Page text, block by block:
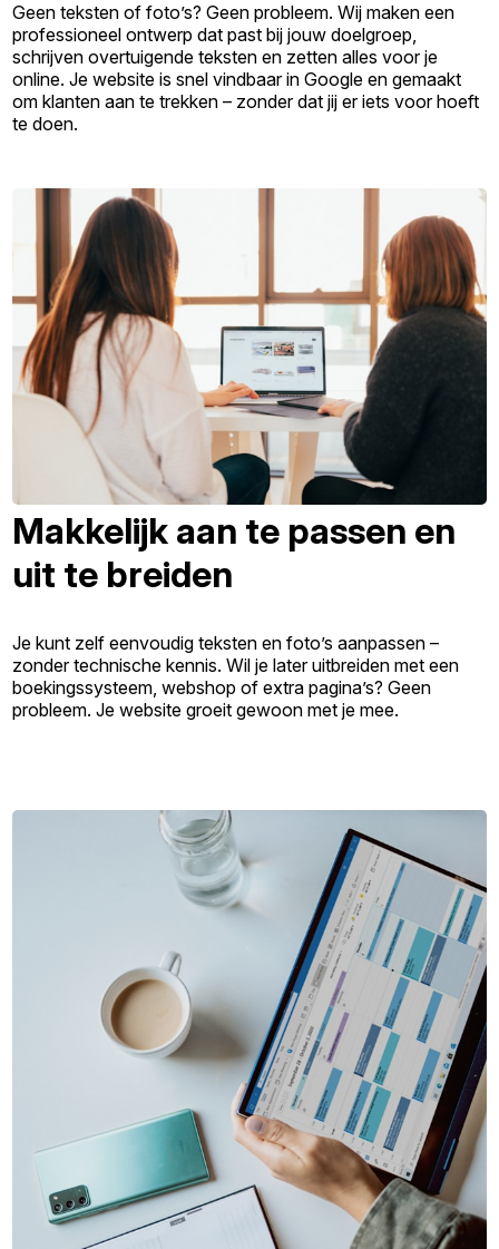
Geen teksten of foto’s? Geen probleem. Wij maken een
professioneel ontwerp dat past bij jouw doelgroep,
schrijven overtuigende teksten en zetten alles voor je
online. Je website is snel vindbaar in Google en gemaakt
om klanten aan te trekken – zonder dat jij er iets voor hoeft
te doen.
Makkelijk aan te passen en
uit te breiden
Je kunt zelf eenvoudig teksten en foto’s aanpassen –
zonder technische kennis. Wil je later uitbreiden met een
boekingssysteem, webshop of extra pagina’s? Geen
probleem. Je website groeit gewoon met je mee.